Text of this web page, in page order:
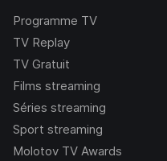
Programme TV
TV Replay
TV Gratuit
Films streaming
Séries streaming
Sport streaming
Molotov TV Awards